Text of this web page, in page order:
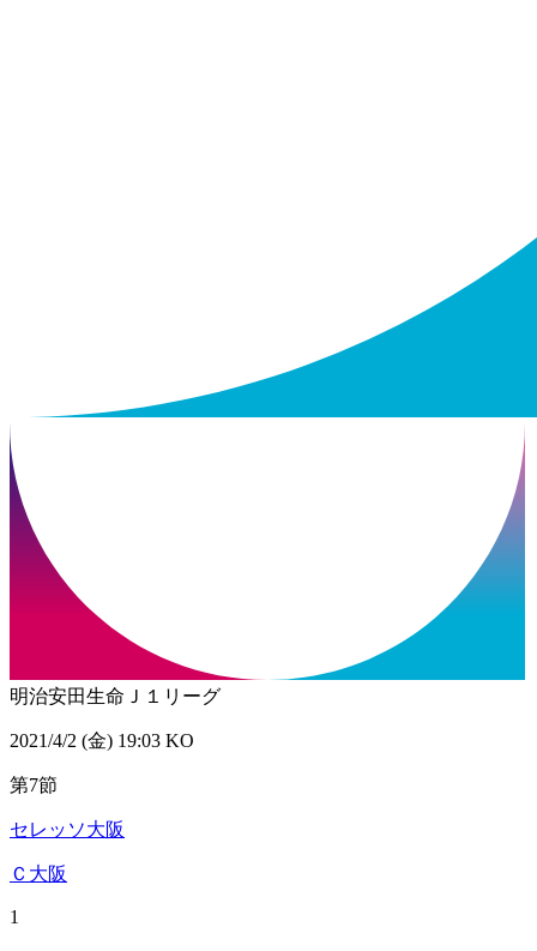
明治安田生命Ｊ１リーグ
2021/4/2 (金) 19:03 KO
第7節
セレッソ大阪
Ｃ大阪
1